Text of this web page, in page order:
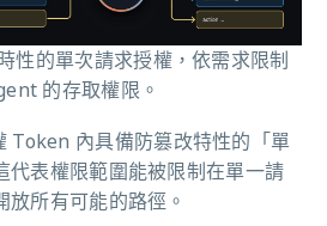
性的單次請求授權，依需求限制
的存取權限。
Token 內具備防篡改特性的「單
代表權限範圍能被限制在單一請
所有可能的路徑。